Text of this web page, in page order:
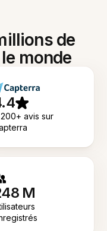
de
monde
avis sur
M